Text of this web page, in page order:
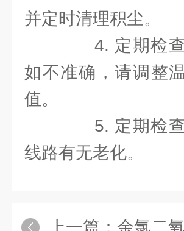
并定时清理积尘。
4. 定期检查
如不准确，请调整
值。
5. 定期检查
线路有无老化。
上一篇： 余氯二氧